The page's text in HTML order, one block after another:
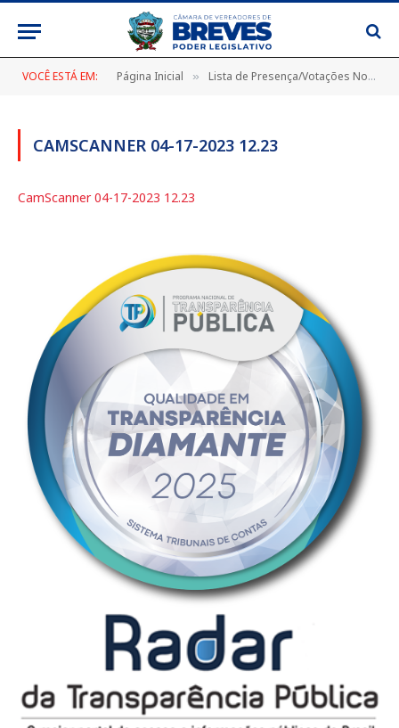
VOCÊ ESTÁ EM: Página Inicial » Lista de Presença/Votações Nominais
CAMSCANNER 04-17-2023 12.23
CamScanner 04-17-2023 12.23